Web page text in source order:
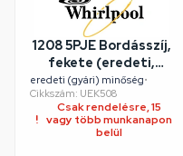
1208 5PJE Bordásszíj,
fekete (eredeti,
HUTCHINSON)
INDESIT mosógép
eredeti (gyári) minőség•
Cikkszám: UEK508
Csak rendelésre, 15
vagy több munkanapon
belül